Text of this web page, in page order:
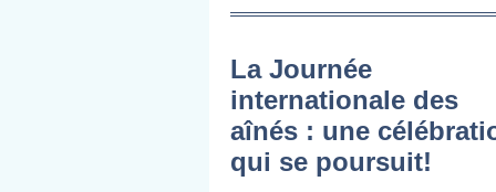
La Journée
internationale des
aînés : une
qui se poursuit!